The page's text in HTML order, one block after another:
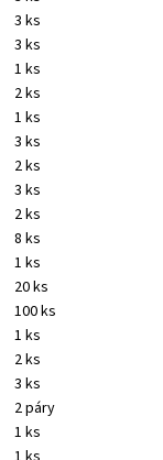
3 ks
3 ks
1 ks
2 ks
1 ks
3 ks
2 ks
3 ks
2 ks
8 ks
1 ks
20 ks
100 ks
1 ks
2 ks
3 ks
2 páry
1 ks